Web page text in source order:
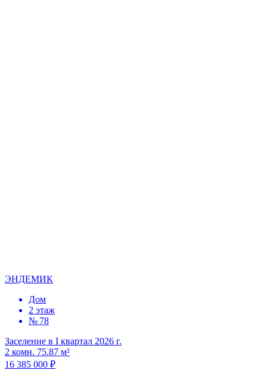
ЭНДЕМИК
Дом
2 этаж
№ 78
Заселение в I квартал 2026 г.
2 комн. 75.87 м²
16 385 000 ₽